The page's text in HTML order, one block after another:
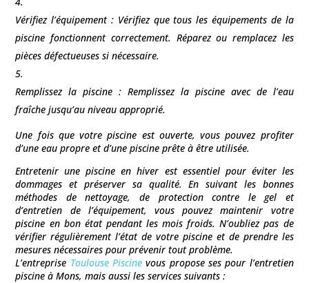
Vérifiez l’équipement : Vérifiez que tous les équipements de la
piscine fonctionnent correctement. Réparez ou remplacez les
pièces défectueuses si nécessaire.
Remplissez la piscine : Remplissez la piscine avec de l’eau
fraîche jusqu’au niveau approprié.
Une fois que votre piscine est ouverte, vous pouvez profiter
d’une eau propre et d’une piscine prête à être utilisée.
Entretenir une piscine en hiver est essentiel pour éviter les
dommages et préserver sa qualité. En suivant les bonnes
méthodes de nettoyage, de protection contre le gel et
d’entretien de l’équipement, vous pouvez maintenir votre
piscine en bon état pendant les mois froids. N’oubliez pas de
vérifier régulièrement l’état de votre piscine et de prendre les
mesures nécessaires pour prévenir tout problème.
L’entreprise Toulouse Piscine vous propose ses pour l’entretien
piscine àMons, mais aussi les services suivants :